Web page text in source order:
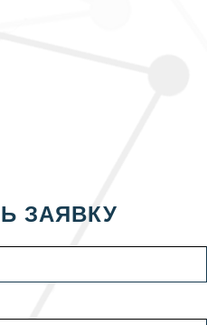
ЗАЯВКУ